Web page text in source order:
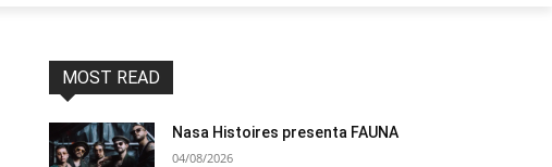
MOST READ
Nasa Histoires presenta FAUNA
04/08/2026